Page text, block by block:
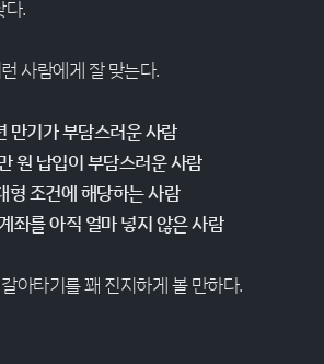
다.
사람에게 잘 맞는다.
만기가 부담스러운 사람
원 납입이 부담스러운 사람
형 조건에 해당하는 사람
좌를 아직 얼마 넣지 않은 사람
아타기를 꽤 진지하게 볼 만하다.